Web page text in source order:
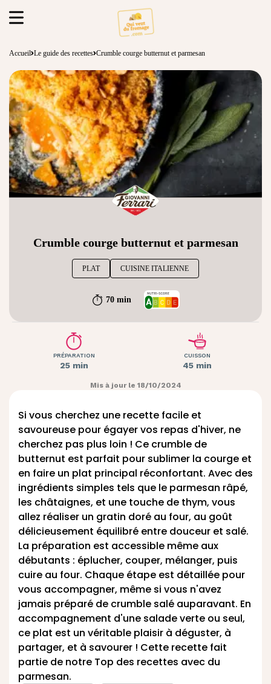
Accueil Le guide des recettes Crumble courge butternut et parmesan
Crumble courge butternut et parmesan
PLAT CUISINE ITALIENNE
70 min
PRÉPARATION
25 min
CUISSON
45 min
Mis à jour le 18/10/2024
Si vous cherchez une recette facile et
savoureuse pour égayer vos repas d'hiver, ne
cherchez pas plus loin ! Ce crumble de
butternut est parfait pour sublimer la courge et
en faire un plat principal réconfortant. Avec des
ingrédients simples tels que le parmesan râpé,
les châtaignes, et une touche de thym, vous
allez réaliser un gratin doré au four, au goût
délicieusement équilibré entre douceur et salé.
La préparation est accessible même aux
débutants : éplucher, couper, mélanger, puis
cuire au four. Chaque étape est détaillée pour
vous accompagner, même si vous n'avez
jamais préparé de crumble salé auparavant. En
accompagnement d'une salade verte ou seul,
ce plat est un véritable plaisir à déguster, à
partager, et à savourer ! Cette recette fait
partie de notre Top des recettes avec du
parmesan.